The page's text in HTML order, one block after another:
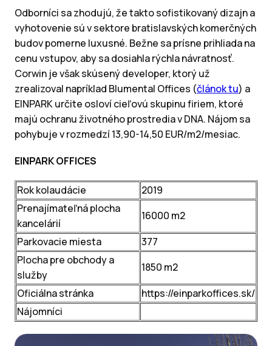
Odborníci sa zhodujú, že takto sofistikovaný dizajn a
vyhotovenie sú v sektore bratislavských komerčných
budov pomerne luxusné. Bežne sa prísne prihliada na
cenu vstupov, aby sa dosiahla rýchla návratnosť.
Corwin je však skúsený developer, ktorý už
zrealizoval napríklad Blumental Offices (článok tu) a
EINPARK určite osloví cieľovú skupinu firiem, ktoré
majú ochranu životného prostredia v DNA. Nájom sa
pohybuje v rozmedzí 13,90-14,50 EUR/m2/mesiac.
EINPARK OFFICES
Rok kolaudácie
2019
Prenajímateľná plocha
kancelárií
16000 m2
Parkovacie miesta
377
Plocha pre obchody a
služby
1850 m2
Oficiálna stránka
https://einparkoffices.sk/
Nájomníci